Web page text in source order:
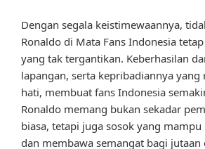
Dengan segala keistimewaannya,
Ronaldo di Mata Fans Indonesia
yang tak tergantikan. Keberhasilan
lapangan, serta kepribadiannya yang
hati, membuat fans Indonesia
Ronaldo memang bukan sekadar
biasa, tetapi juga sosok yang
dan membawa semangat bagi